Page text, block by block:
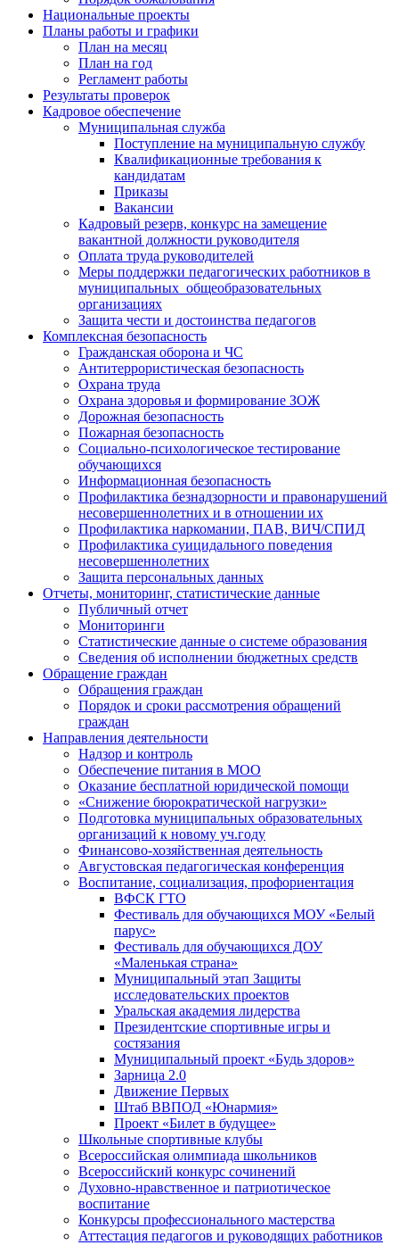
Национальные проекты
Планы работы и графики
План на месяц
План на год
Регламент работы
Результаты проверок
Кадровое обеспечение
Муниципальная служба
Поступление на муниципальную службу
Квалификационные требования к
кандидатам
Приказы
Вакансии
Кадровый резерв, конкурс на замещение
вакантной должности руководителя
Оплата труда руководителей
Меры поддержки педагогических работников в
муниципальных общеобразовательных
организациях
Защита чести и достоинства педагогов
Комплексная безопасность
Гражданская оборона и ЧС
Антитеррористическая безопасность
Охрана труда
Охрана здоровья и формирование ЗОЖ
Дорожная безопасность
Пожарная безопасность
Социально-психологическое тестирование
обучающихся
Информационная безопасность
Профилактика безнадзорности и правонарушений
несовершеннолетних и в отношении их
Профилактика наркомании, ПАВ, ВИЧ/СПИД
Профилактика суицидального поведения
несовершеннолетних
Защита персональных данных
Отчеты, мониторинг, статистические данные
Публичный отчет
Мониторинги
Статистические данные о системе образования
Сведения об исполнении бюджетных средств
Обращение граждан
Обращения граждан
Порядок и сроки рассмотрения обращений
граждан
Направления деятельности
Надзор и контроль
Обеспечение питания в МОО
Оказание бесплатной юридической помощи
«Снижение бюрократической нагрузки»
Подготовка муниципальных образовательных
организаций к новому уч.году
Финансово-хозяйственная деятельность
Августовская педагогическая конференция
Воспитание, социализация, профориентация
ВФСК ГТО
Фестиваль для обучающихся МОУ «Белый
парус»
Фестиваль для обучающихся ДОУ
«Маленькая страна»
Муниципальный этап Защиты
исследовательских проектов
Уральская академия лидерства
Президентские спортивные игры и
состязания
Муниципальный проект «Будь здоров»
Зарница 2.0
Движение Первых
Штаб ВВПОД «Юнармия»
Проект «Билет в будущее»
Школьные спортивные клубы
Всероссийская олимпиада школьников
Всероссийский конкурс сочинений
Духовно-нравственное и патриотическое
воспитание
Конкурсы профессионального мастерства
Аттестация педагогов и руководящих работников